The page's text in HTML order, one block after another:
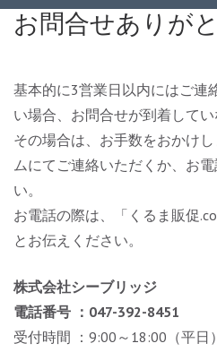
コ
ン
を
す)
お問合せありが
基本的に3営業日以内にはご連
い場合、お問合せが到着してい
その場合は、お手数をおかけ
ムにてご連絡いただくか、お
い。
お電話の際は、「くるま販促
とお伝えください。
株式会社シーブリッジ
電話番号 ：047-392-8451
受付時間 ：9:00～18:00（平日）